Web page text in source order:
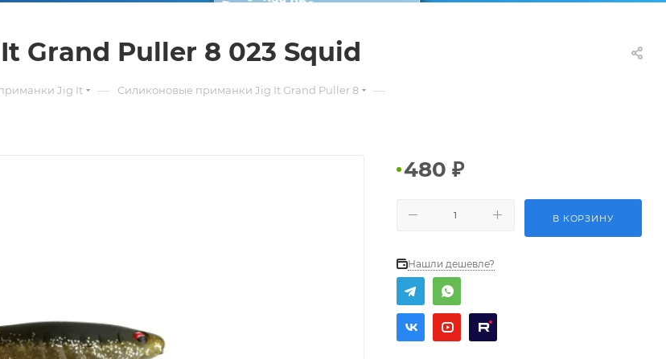
Grand Puller 8 023 Squid
Jig It — Силиконовые приманки Jig It Grand Puller 8 —
480 ₽
В КОРЗИНУ
Нашли дешевле?